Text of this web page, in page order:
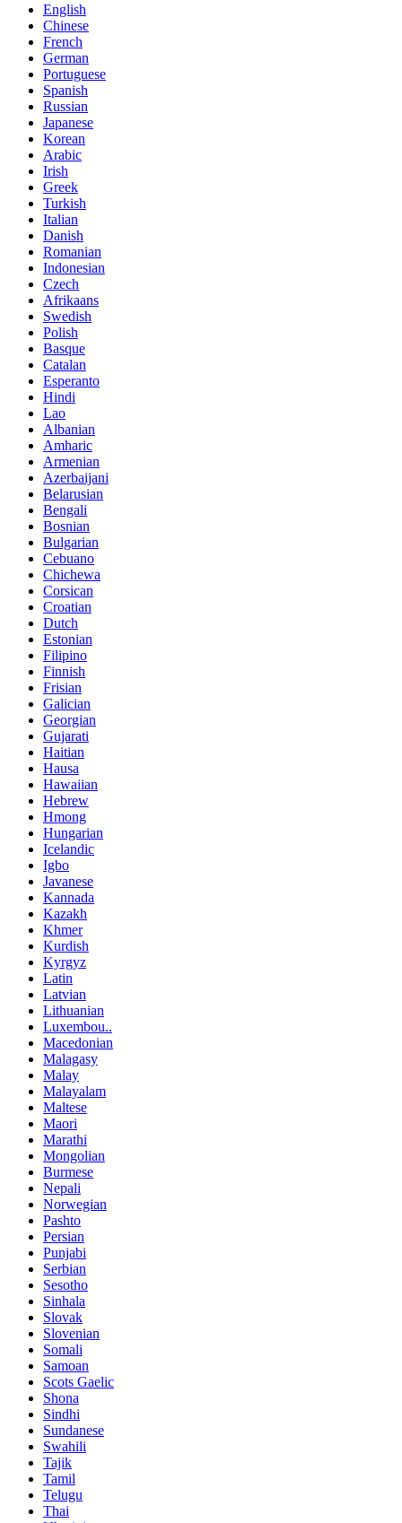
English
Chinese
French
German
Portuguese
Spanish
Russian
Japanese
Korean
Arabic
Irish
Greek
Turkish
Italian
Danish
Romanian
Indonesian
Czech
Afrikaans
Swedish
Polish
Basque
Catalan
Esperanto
Hindi
Lao
Albanian
Amharic
Armenian
Azerbaijani
Belarusian
Bengali
Bosnian
Bulgarian
Cebuano
Chichewa
Corsican
Croatian
Dutch
Estonian
Filipino
Finnish
Frisian
Galician
Georgian
Gujarati
Haitian
Hausa
Hawaiian
Hebrew
Hmong
Hungarian
Icelandic
Igbo
Javanese
Kannada
Kazakh
Khmer
Kurdish
Kyrgyz
Latin
Latvian
Lithuanian
Luxembou..
Macedonian
Malagasy
Malay
Malayalam
Maltese
Maori
Marathi
Mongolian
Burmese
Nepali
Norwegian
Pashto
Persian
Punjabi
Serbian
Sesotho
Sinhala
Slovak
Slovenian
Somali
Samoan
Scots Gaelic
Shona
Sindhi
Sundanese
Swahili
Tajik
Tamil
Telugu
Thai